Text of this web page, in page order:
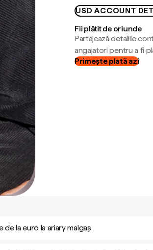
USD ACCOUNT
Fii plătit de oriunde
Partajează detaliile
angajatori pentru a fi
Primește plată azi
de la euro la ariary malgaș